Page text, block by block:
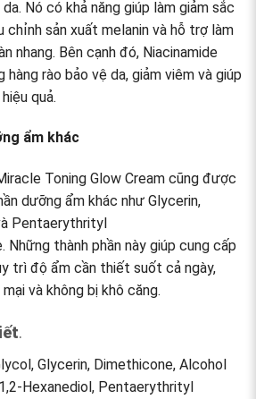
Nó có khả năng giúp làm giảm sắc
chỉnh sản xuất melanin và hỗ trợ làm
nhang. Bên cạnh đó, Niacinamide
rào bảo vệ da, giảm viêm và giúp
quả.
ẩm khác
Toning Glow Cream cũng được
dưỡng ẩm khác như Glycerin,
Pentaerythrityl
thành phần này giúp cung cấp
trì độ ẩm cần thiết suốt cả ngày,
và không bị khô căng.
.
Glycerin, Dimethicone, Alcohol
Hexanediol, Pentaerythrityl